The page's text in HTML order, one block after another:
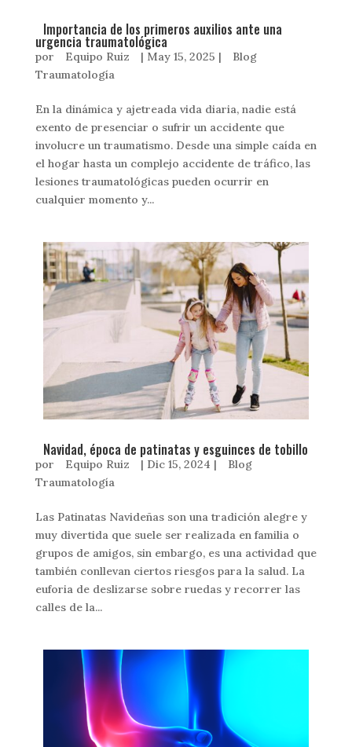
Importancia de los primeros auxilios ante una
urgencia traumatológica
por Equipo Ruiz | May 15, 2025 |
Blog
Traumatología
En la dinámica y ajetreada vida diaria, nadie está
exento de presenciar o sufrir un accidente que
involucre un traumatismo. Desde una simple caída en
el hogar hasta un complejo accidente de tráfico, las
lesiones traumatológicas pueden ocurrir en
cualquier momento y...
Navidad, época de patinatas y esguinces de tobillo
por Equipo Ruiz | Dic 15, 2024 |
Blog
Traumatología
Las Patinatas Navideñas son una tradición alegre y
muy divertida que suele ser realizada en familia o
grupos de amigos, sin embargo, es una actividad que
también conllevan ciertos riesgos para la salud. La
euforia de deslizarse sobre ruedas y recorrer las
calles de la...